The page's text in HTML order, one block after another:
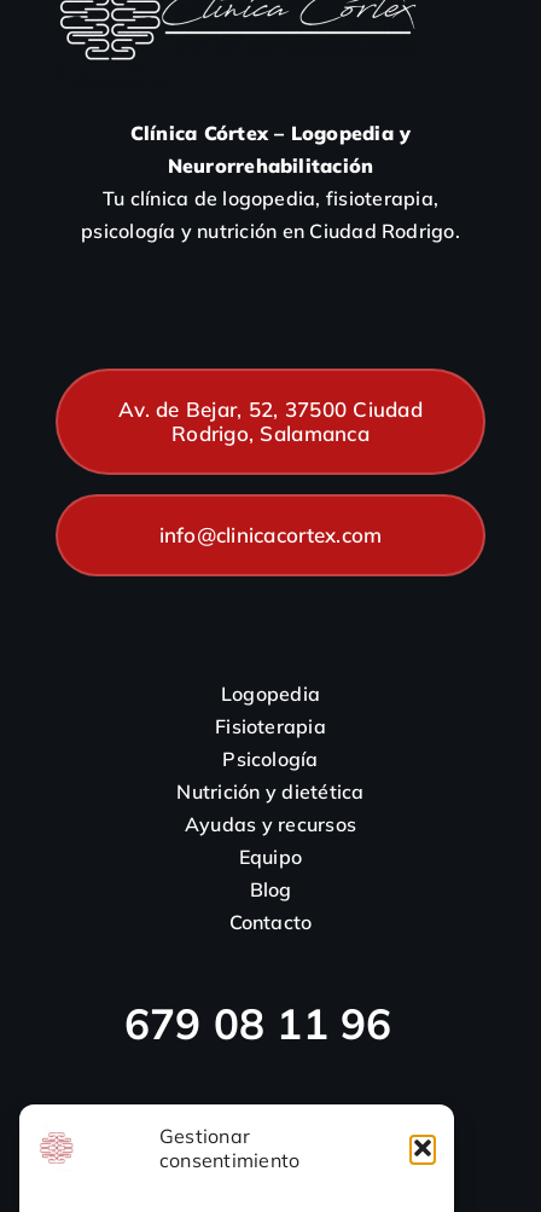
Gestionar
consentimiento
Clínica Córtex – Logopedia y
Neurorrehabilitación
Tu clínica de logopedia, fisioterapia,
psicología y nutrición en Ciudad Rodrigo.
Av. de Bejar, 52, 37500 Ciudad
Rodrigo, Salamanca
info@clinicacortex.com
Logopedia
Fisioterapia
Psicología
Nutrición y dietética
Ayudas y recursos
Equipo
Blog
Contacto
679 08 11 96
923 46 14 10